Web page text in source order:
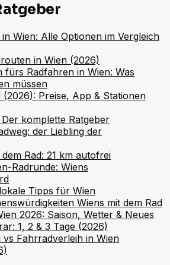
Wien: Alle Optionen im Vergleich
in Wien (2026)
fürs Radfahren in Wien: Was
müssen
(2026): Preise, App & Stationen
komplette Ratgeber
der Liebling der
Rad: 21 km autofrei
Radrunde: Wiens
Tipps für Wien
Wiens mit dem Rad
2026: Saison, Wetter & Neues
1, 2 & 3 Tage (2026)
vs Fahrradverleih in Wien